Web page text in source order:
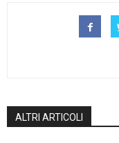
ALTRI ARTICOLI